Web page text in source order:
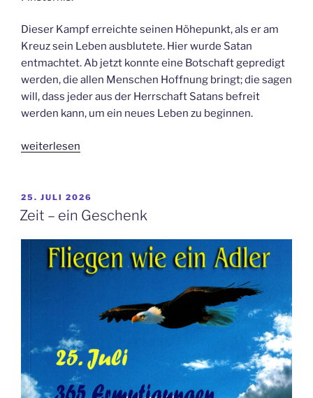
Dieser Kampf erreichte seinen Höhepunkt, als er am
Kreuz sein Leben ausblutete. Hier wurde Satan
entmachtet. Ab jetzt konnte eine Botschaft gepredigt
werden, die allen Menschen Hoffnung bringt; die sagen
will, dass jeder aus der Herrschaft Satans befreit
werden kann, um ein neues Leben zu beginnen.
„Kann
predigen?“
weiterlesen
VERÖFFENTLICHT
AM
25. JULI 2026
Zeit – ein Geschenk